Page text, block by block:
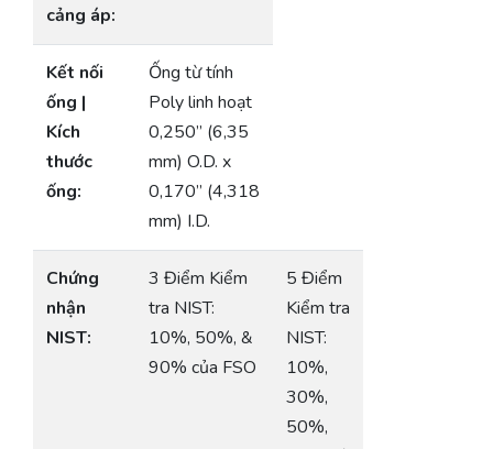
cảng áp:
Kết nối
ống |
Kích
thước
ống:
Ống từ tính
Poly linh hoạt
0,250” (6,35
mm) O.D. x
0,170” (4,318
mm) I.D.
Chứng
nhận
NIST:
3 Điểm Kiểm
tra NIST:
10%, 50%, &
90% của FSO
5 Điểm
Kiểm tra
NIST:
10%,
30%,
50%,